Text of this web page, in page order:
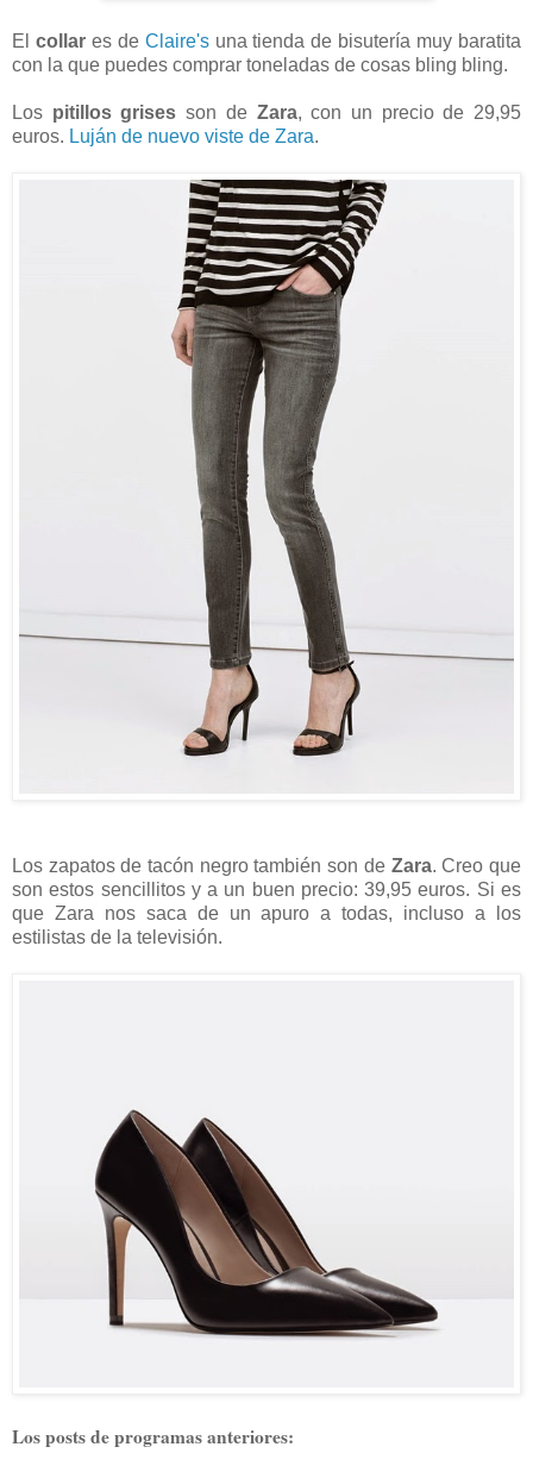
El collar es de Claire's una tienda de bisutería muy baratita
con la que puedes comprar toneladas de cosas bling bling.
Los pitillos grisesson de Zara, con un precio de 29,95
euros. Luján de nuevo viste de Zara.
Los zapatos de tacón negro también son de Zara. Creo que
son estos sencillitos y a un buen precio: 39,95 euros. Si es
que Zara nos saca de un apuro a todas, incluso a los
estilistas de la televisión.
Los posts de programas anteriores: